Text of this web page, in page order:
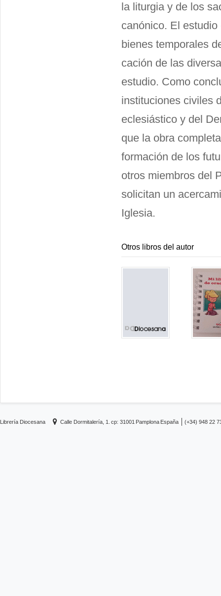
la liturgia y de los
canónico. El
bienes temporales
cación de las
estudio. Como
instituciones civiles
eclesiástico y del
que la obra
formación de los
otros miembros del
solicitan un
Iglesia.
Otros libros del autor
Librería Diocesana Calle Dormitalería, 1. cp: 31001 Pamplona España (+34) 948 22